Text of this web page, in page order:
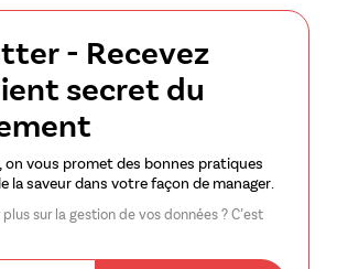
- Recevez
secret du
on vous promet des bonnes pratiques
la saveur dans votre façon de manager.
plus sur la gestion de vos données ? C’est